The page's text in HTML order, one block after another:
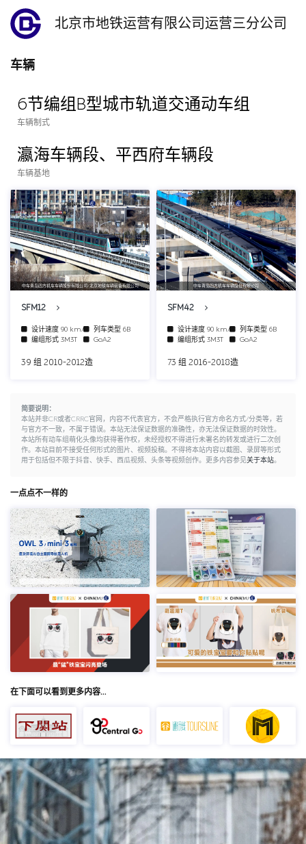
北京市地铁运营有限公司运营三分公司
车辆
6节编组B型城市轨道交通动车组
车辆制式
瀛海车辆段、平西府车辆段
车辆基地
中车青岛四方机车车辆股份有限公司/北京地铁车辆装备有限公司
SFM12
设计速度 90 km/h 列车类型 6B
编组形式 3M3T GoA2
39 组 2010-2012造
中车青岛四方机车车辆股份有限公司
SFM42
设计速度 90 km/h 列车类型 6B
编组形式 3M3T GoA2
73 组 2016-2018造
简要说明：
本站并非CR或者CRRC官网，内容不代表官方，不会严格执行官方命名方式/分类等，若
与官方不一致，不属于错误。本站无法保证数据的准确性，亦无法保证数据的时效性。
本站所有动车组萌化头像均获得著作权，未经授权不得进行未署名的转发或进行二次创
作。本站目前不接受任何形式的图片、视频投稿。不得将本站内容以截图、录屏等形式
用于包括但不限于抖音、快手、西瓜视频、头条等视频创作。更多内容参见关于本站。
一点点不一样的
在下面可以看到更多内容…